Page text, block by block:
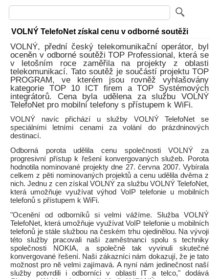
VOLNÝ TelefoNet získal cenu v odborné soutěži
VOLNÝ, přední český telekomunikační operátor, byl
oceněn v odborné soutěži TOP Professional, která se
v letošním roce zaměřila na projekty z oblasti
telekomunikací. Tato soutěž je součástí projektu TOP
PROGRAM, ve kterém jsou rovněž vyhlašovány
kategorie TOP 10 ICT firem a TOP Systémových
integrátorů. Cena byla udělena za službu VOLNÝ
TelefoNet pro mobilní telefony s přístupem k WiFi.
VOLNÝ navíc přichází u služby VOLNÝ TelefoNet se
speciálními letními cenami za volání do prázdninových
destinací.
Odborná porota udělila cenu společnosti VOLNÝ za
progresivní přístup k řešení konvergovaných služeb. Porota
hodnotila nominované projekty dne 27. června 2007. Vybírala
celkem z pěti nominovaných projektů a cenu udělila dvěma z
nich. Jednu z cen získal VOLNÝ za službu VOLNÝ TelefoNet,
která umožňuje využívat výhod VoIP telefonie u mobilních
telefonů s přístupem k WiFi.
"Ocenění od odborníků si velmi vážíme. Služba VOLNÝ
TelefoNet, která umožňuje využívat VoIP telefonie u mobilních
telefonů je stále službou na českém trhu ojedinělou. Na vývoji
této služby pracovali naši zaměstnanci spolu s techniky
společnosti NOKIA, a společně tak vyvinuli skutečné
konvergované řešení. Naši zákazníci nám dokazují, že je tato
možnost pro ně velmi zajímavá. A nyní nám jedinečnost naší
služby potvrdili i odborníci v oblasti IT a telco," dodává